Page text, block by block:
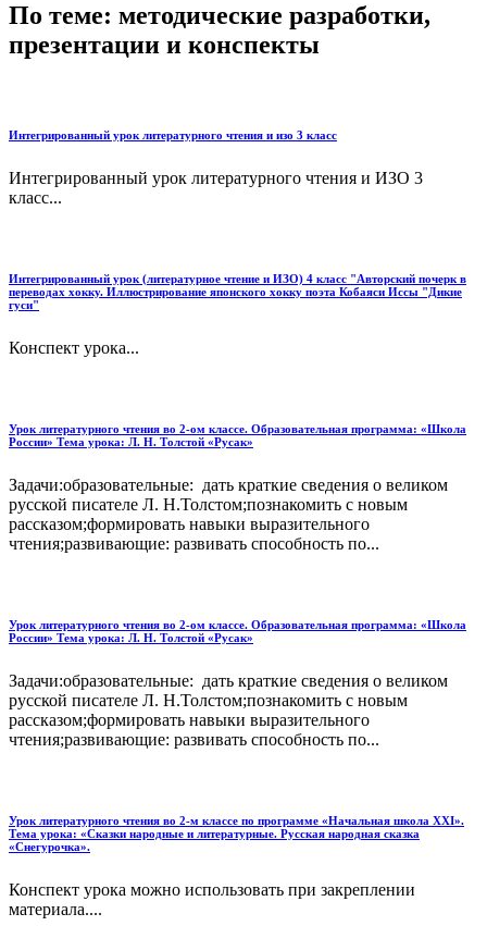
По теме: методические разработки,
презентации и конспекты
Интегрированный урок литературного чтения и изо 3 класс
Интегрированный урок литературного чтения и ИЗО 3
класс...
Интегрированный урок (литературное чтение и ИЗО) 4 класс "Авторский почерк в
переводах хокку. Иллюстрирование японского хокку поэта Кобаяси Иссы "Дикие
гуси"
Конспект урока...
Урок литературного чтения во 2-ом классе. Образовательная программа: «Школа
России» Тема урока: Л. Н. Толстой «Русак»
Задачи:образовательные: дать краткие сведения о великом
русской писателе Л. Н.Толстом;познакомить с новым
рассказом;формировать навыки выразительного
чтения;развивающие: развивать способность по...
Урок литературного чтения во 2-ом классе. Образовательная программа: «Школа
России» Тема урока: Л. Н. Толстой «Русак»
Задачи:образовательные: дать краткие сведения о великом
русской писателе Л. Н.Толстом;познакомить с новым
рассказом;формировать навыки выразительного
чтения;развивающие: развивать способность по...
Урок литературного чтения во 2-м классе по программе «Начальная школа ХХI».
Тема урока: «Сказки народные и литературные. Русская народная сказка
«Снегурочка».
Конспект урока можно использовать при закреплении
материала....